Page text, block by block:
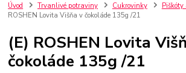
Úvod Trvanlivé potraviny Cukrovinky
ROSHEN Lovita Višňa v čokoláde 135g /21
(E) ROSHEN Lovita
čokoláde 135g /21